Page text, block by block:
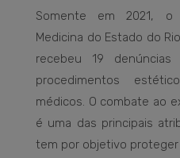
Somente em 2021, o
Medicina do Estado do
recebeu 19
procedimentos
médicos. O combate ao
é uma das principais
tem por objetivo proteger